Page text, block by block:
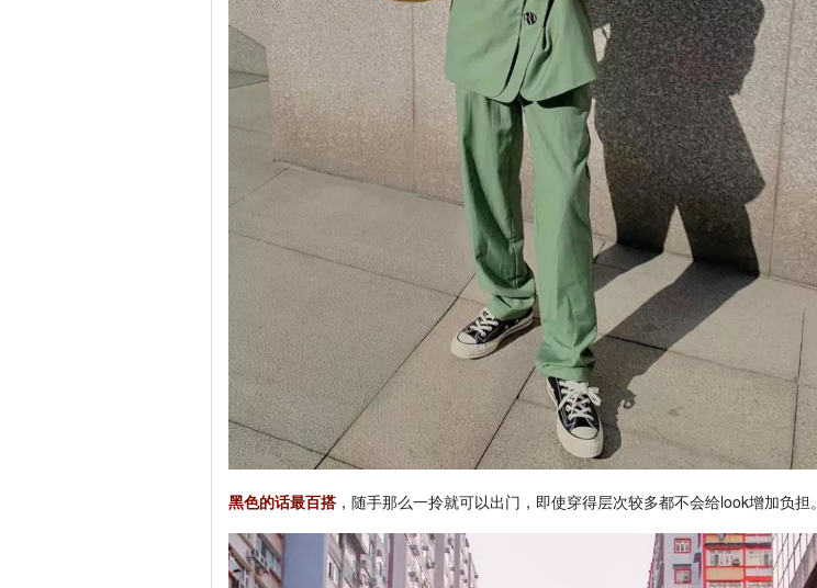
黑色的话最百搭 ，随手那么一拎就可以出门，即使穿得层次较多都不会给look增加负担。